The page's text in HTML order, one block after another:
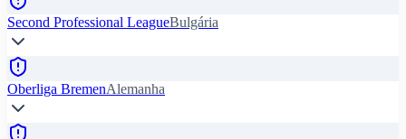
Second Professional LeagueBulgária
Oberliga BremenAlemanha